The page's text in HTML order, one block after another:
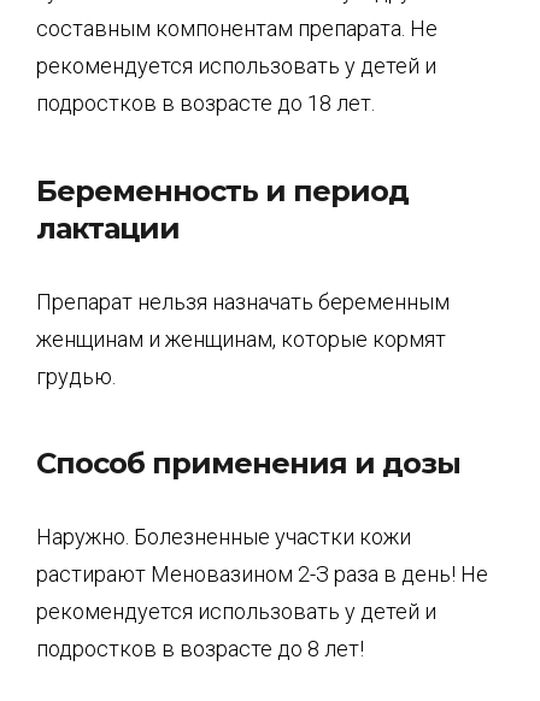
составным компонентам препарата. Не
рекомендуется использовать у детей и
подростков в возрасте до 18 лет.
Беременность и период
лактации
Препарат нельзя назначать беременным
женщинам и женщинам, которые кормят
грудью.
Способ применения и дозы
Наружно. Болезненные участки кожи
растирают Меновазином 2-З раза в день! Не
рекомендуется использовать у детей и
подростков в возрасте до 8 лет!